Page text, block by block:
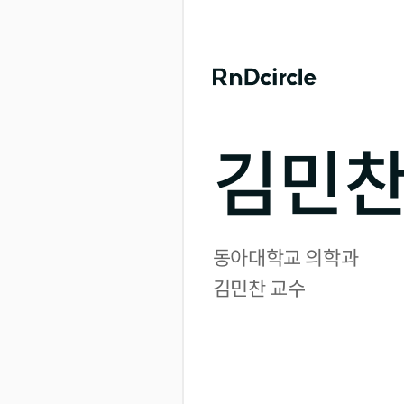
김민
동아대학교 의학과
김민찬 교수